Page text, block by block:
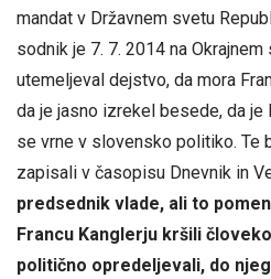
mandat v Državnem svetu
sodnik je 7. 7. 2014 na
utemeljeval dejstvo, da mora
da je jasno izrekel besede, da je
se vrne v slovensko politiko.
zapisali v časopisu Dnevnik in
predsednik vlade, ali to
Francu Kanglerju kršili
politično opredeljevali, do